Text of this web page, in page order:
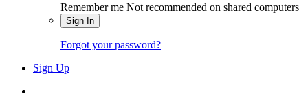
Remember me Not recommended on shared computers
Sign In
Forgot your password?
Sign Up